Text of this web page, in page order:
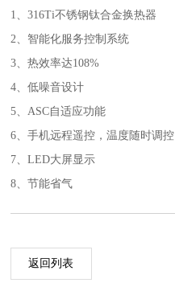
1、316Ti不锈钢钛合金换热器
2、智能化服务控制系统
3、热效率达108%
4、低噪音设计
5、ASC自适应功能
6、手机远程遥控，温度随时调控
7、LED大屏显示
8、节能省气
返回列表